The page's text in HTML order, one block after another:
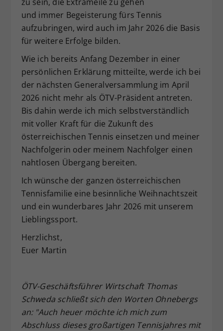
und immer Begeisterung fürs Tennis
aufzubringen, wird auch im Jahr 2026 die Basis
für weitere Erfolge bilden.
Wie ich bereits Anfang Dezember in einer
persönlichen Erklärung mitteilte, werde ich bei
der nächsten Generalversammlung im April
2026 nicht mehr als ÖTV-Präsident antreten.
Bis dahin werde ich mich selbstverständlich
mit voller Kraft für die Zukunft des
österreichischen Tennis einsetzen und meiner
Nachfolgerin oder meinem Nachfolger einen
nahtlosen Übergang bereiten.
Ich wünsche der ganzen österreichischen
Tennisfamilie eine besinnliche Weihnachtszeit
und ein wunderbares Jahr 2026 mit unserem
Lieblingssport.
Herzlichst,
Euer Martin
ÖTV-Geschäftsführer Wirtschaft Thomas
Schweda schließt sich den Worten Ohnebergs
an: "Auch heuer möchte ich mich zum
Abschluss dieses großartigen Tennisjahres mit